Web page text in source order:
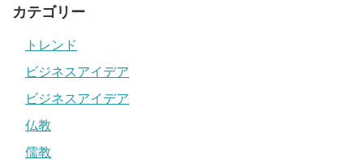
カテゴリー
トレンド
ビジネスアイデア
ビジネスアイデア
仏教
儒教